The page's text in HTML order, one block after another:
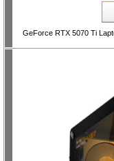
GeForce RTX 5070 Ti